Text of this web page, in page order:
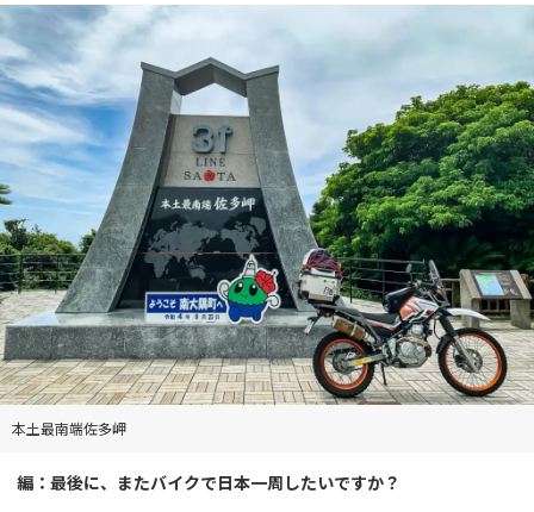
本土最南端佐多岬
編：最後に、またバイクで日本一周したいですか？